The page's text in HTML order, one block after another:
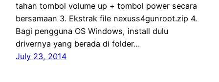
tahan tombol volume up + tombol power secara
bersamaan 3. Ekstrak file nexuss4gunroot.zip 4.
Bagi pengguna OS Windows, install dulu
drivernya yang berada di folder…
July 23, 2014